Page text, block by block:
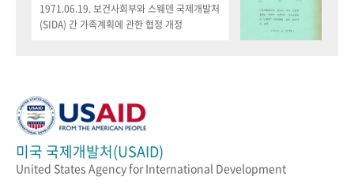
1971.06.19. 보건사회부와 스웨덴 국제개발처
(SIDA) 간 가족계획에 관한 협정 개정
미국 국제개발처(USAID)
United States Agency for International Development